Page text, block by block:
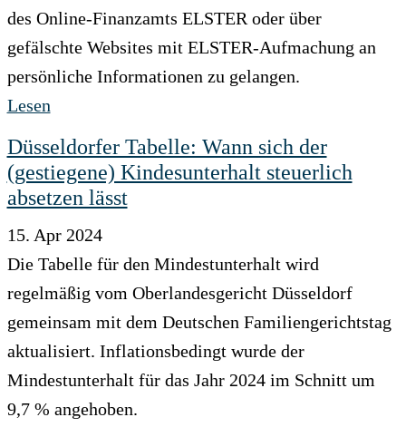
des Online-Finanzamts ELSTER oder über
gefälschte Websites mit ELSTER-Aufmachung an
persönliche Informationen zu gelangen.
Lesen
Düsseldorfer Tabelle: Wann sich der
(gestiegene) Kindesunterhalt steuerlich
absetzen lässt
15. Apr 2024
Die Tabelle für den Mindestunterhalt wird
regelmäßig vom Oberlandesgericht Düsseldorf
gemeinsam mit dem Deutschen Familiengerichtstag
aktualisiert. Inflationsbedingt wurde der
Mindestunterhalt für das Jahr 2024 im Schnitt um
9,7 % angehoben.